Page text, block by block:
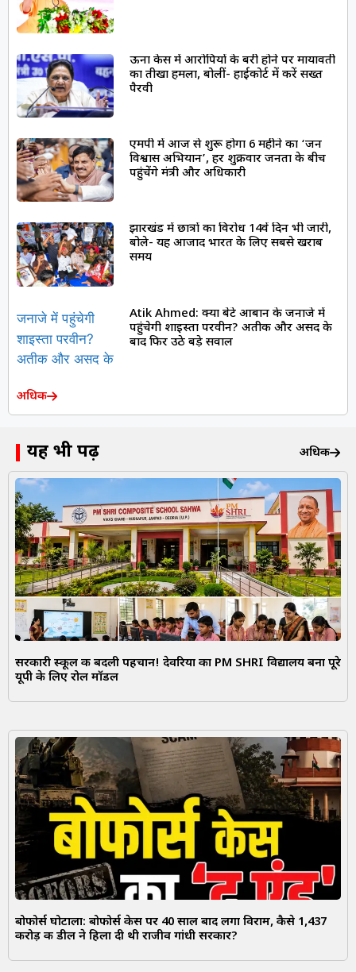
ऊना केस में आरोपियों के बरी होने पर मायावती
का तीखा हमला, बोलीं- हाईकोर्ट में करें सख्त
पैरवी
एमपी में आज से शुरू होगा 6 महीने का ‘जन
विश्वास अभियान’, हर शुक्रवार जनता के बीच
पहुंचेंगे मंत्री और अधिकारी
झारखंड में छात्रों का विरोध 14वें दिन भी जारी,
बोले- यह आजाद भारत के लिए सबसे खराब
समय
Atik Ahmed: क्या बेटे आबान के जनाजे में
पहुंचेगी शाइस्ता परवीन? अतीक और असद के
बाद फिर उठे बड़े सवाल
अधिक
यह भी पढ़ें अधिक
सरकारी स्कूल की बदली पहचान! देवरिया का PM SHRI विद्यालय बना पूरे
यूपी के लिए रोल मॉडल
बोफोर्स घोटाला: बोफोर्स केस पर 40 साल बाद लगा विराम, कैसे 1,437
करोड़ की डील ने हिला दी थी राजीव गांधी सरकार?